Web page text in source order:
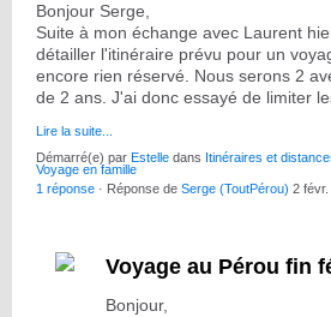
Bonjour Serge,
Suite à mon échange avec Laurent
détailler l'itinéraire prévu pour un
encore rien réservé. Nous serons 2
de 2 ans. J'ai donc essayé de limiter
Lire la suite...
Démarré(e) par Estelle dans Itinéraires et
Voyage en famille
1 réponse · Réponse de Serge (ToutPérou) 2
Voyage au Pérou fin
Bonjour,